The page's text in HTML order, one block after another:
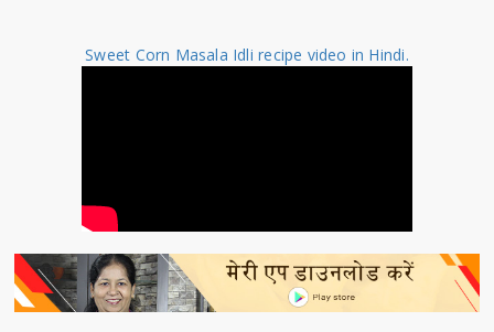
Sweet Corn Masala Idli recipe video in Hindi.